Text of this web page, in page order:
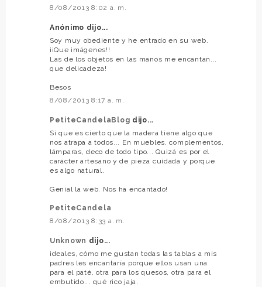
8/08/2013 8:02 a. m.
Anónimo dijo...
Soy muy obediente y he entrado en su web.
¡¡Que imágenes!!
Las de los objetos en las manos me encantan...
que delicadeza!
Besos
8/08/2013 8:17 a. m.
PetiteCandelaBlog dijo...
Sí que es cierto que la madera tiene algo que
nos atrapa a todos... En muebles, complementos,
lámparas, deco de todo tipo... Quizá es por el
carácter artesano y de pieza cuidada y porque
es algo natural.
Genial la web. Nos ha encantado!
PetiteCandela
8/08/2013 8:33 a. m.
Unknown dijo...
ideales, cómo me gustan todas las tablas a mis
padres les encantaría porque ellos usan una
para el paté, otra para los quesos, otra para el
embutido... qué rico jaja.